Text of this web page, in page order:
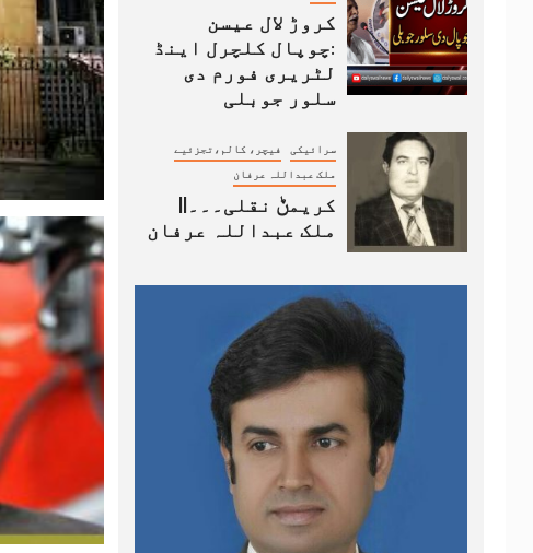
کروڑ لال عیسن
:چوپال کلچرل اینڈ
لٹریری فورم دی
سلور جوبلی
سرائیکی فیچر، کالم،تجزئیے
ملک عبداللہ عرفان
کریمݨ نقلی۔۔۔||
ملک عبداللہ عرفان